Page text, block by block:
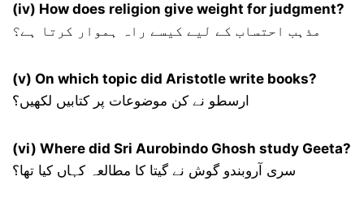
(iv) How does religion give weight for judgment?
مذہب احتساب کے لیے کیسے راہ ہموار کرتا ہے؟
(v) On which topic did Aristotle write books?
ارسطو نے کن موضوعات پر کتابیں لکھیں؟
(vi) Where did Sri Aurobindo Ghosh study Geeta?
سری آروبندو گوش نے گیتا کا مطالعہ کہاں کیا تھا؟